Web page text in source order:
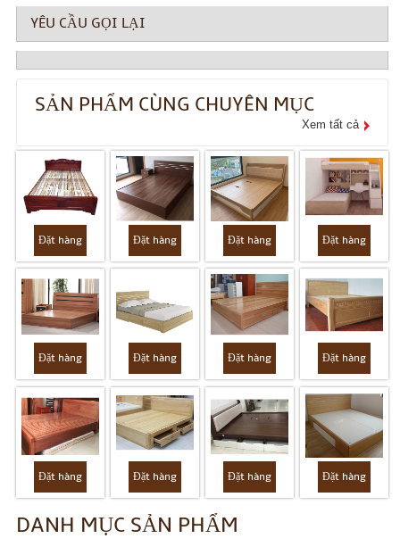
YÊU CẦU GỌI LẠI
SẢN PHẨM CÙNG CHUYÊN MỤC
Xem tất cả
Đặt hàng Đặt hàng Đặt hàng Đặt hàng
Đặt hàng Đặt hàng Đặt hàng Đặt hàng
Đặt hàng Đặt hàng Đặt hàng Đặt hàng
DANH MỤC SẢN PHẨM